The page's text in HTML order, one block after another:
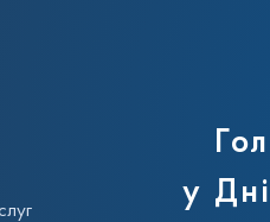
Державної
у